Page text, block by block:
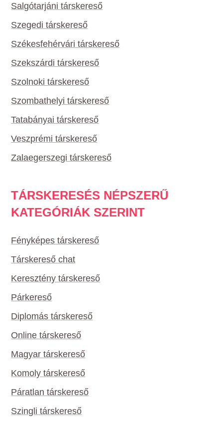
Salgótarjáni társkereső
Szegedi társkereső
Székesfehérvári társkereső
Szekszárdi társkereső
Szolnoki társkereső
Szombathelyi társkereső
Tatabányai társkereső
Veszprémi társkereső
Zalaegerszegi társkereső
TÁRSKERESÉS NÉPSZERŰ
KATEGÓRIÁK SZERINT
Fényképes társkereső
Társkereső chat
Keresztény társkereső
Párkereső
Diplomás társkereső
Online társkereső
Magyar társkereső
Komoly társkereső
Páratlan társkereső
Szingli társkereső